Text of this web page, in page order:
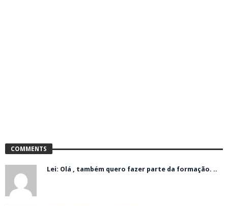
COMMENTS
Lei: Olá , também quero fazer parte da formação. ..